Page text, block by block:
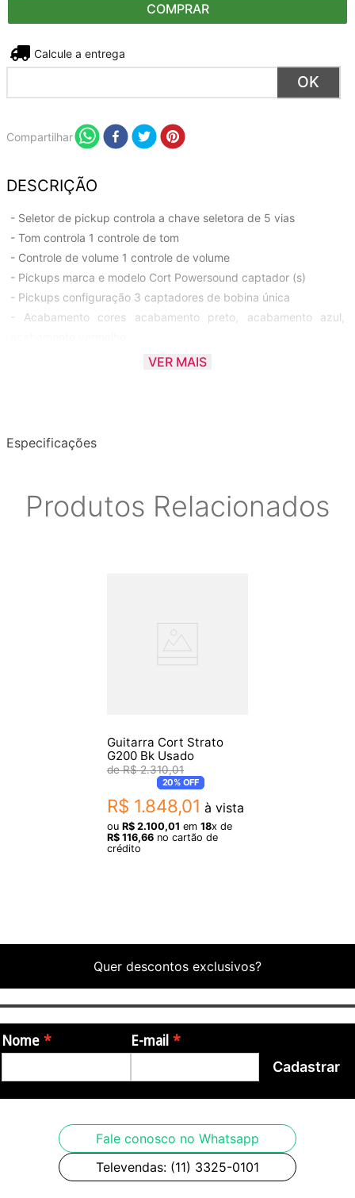
COMPRAR
Não sei meu CEP
Compartilhar
DESCRIÇÃO
- Seletor de pickup controla a chave seletora de 5 vias
- Tom controla 1 controle de tom
- Controle de volume 1 controle de volume
- Pickups marca e modelo Cort Powersound captador (s)
- Pickups configuração 3 captadores de bobina única
- Acabamento cores acabamento preto, acabamento azul,
- Acabamento acabamento sunburst, acabamento transparente
- Corpo material agathis corpo, corpo de basswood
- Ponte tremolo ponte
- Afinadores sintonizadores die-cast
* FOTOS REAIS DO PRODUTO
VER MAIS
Especificações
Produtos Relacionados
Guitarra Cort Strato
G200 Bk Usado
R$ 2.310,01
20%OFF
R$ 1.848,01 à vista
ou R$ 2.100,01 em 18x de
R$ 116,66 no cartão de
crédito
Quer descontos exclusivos?
Nome E-mail
Cadastrar
Fale conosco no Whatsapp
Televendas: (11) 3325-0101